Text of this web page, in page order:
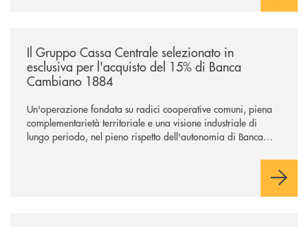
Il Gruppo Cassa Centrale selezionato in
esclusiva per l'acquisto del 15% di Banca
Cambiano 1884
Un'operazione fondata su radici cooperative comuni, piena
complementarietà territoriale e una visione industriale di
lungo periodo, nel pieno rispetto dell'autonomia di Banca
negoziazione esclusiva per la finalizzazione dell’operazione.